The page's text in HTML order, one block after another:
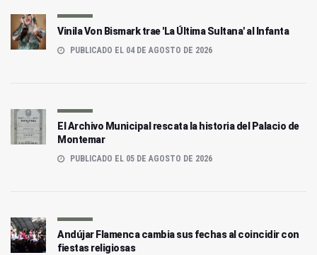
Vinila Von Bismark trae 'La Última Sultana' al Infanta
PUBLICADO EL 04 DE AGOSTO DE 2026
El Archivo Municipal rescata la historia del Palacio de
Montemar
PUBLICADO EL 05 DE AGOSTO DE 2026
Andújar Flamenca cambia sus fechas al coincidir con
fiestas religiosas